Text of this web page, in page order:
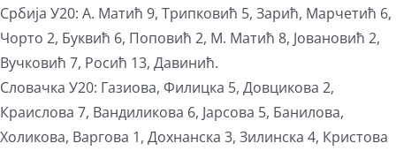
Србија У20: А. Матић 9, Трипковић 5, Зарић, Марчетић 6,
Чорто 2, Буквић 6, Поповић 2, М. Матић 8, Јовановић 2,
Вучковић 7, Росић 13, Давинић.
Словачка У20: Газиова, Филицка 5, Довцикова 2,
Краислова 7, Вандиликова 6, Јарсова 5, Банилова,
Холикова, Варгова 1, Дохнанска 3, Зилинска 4, Кристова